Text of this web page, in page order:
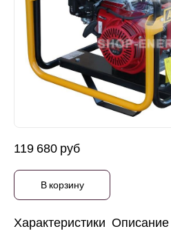
119 680 руб
В корзину
Характеристики Описание